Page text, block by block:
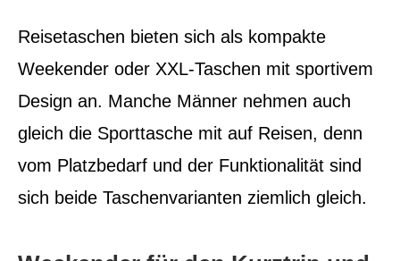
Reisetaschen bieten sich als kompakte
Weekender oder XXL-Taschen mit sportivem
Design an. Manche Männer nehmen auch
gleich die Sporttasche mit auf Reisen, denn
vom Platzbedarf und der Funktionalität sind
sich beide Taschenvarianten ziemlich gleich.